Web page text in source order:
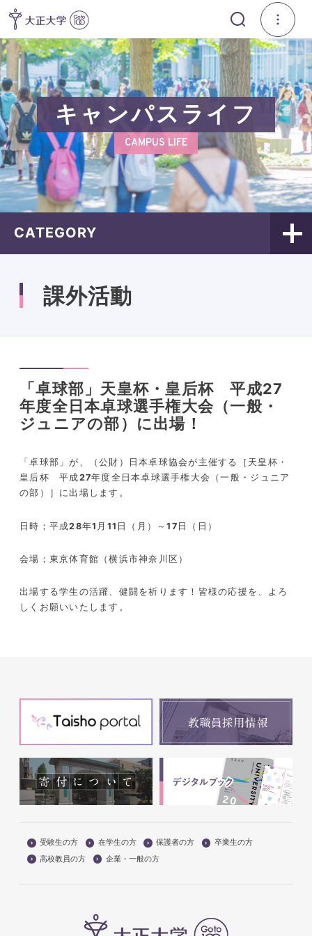
キャンパスライフ
CAMPUS LIFE
CATEGORY
課外活動
「卓球部」天皇杯・皇后杯 平成27
年度全日本卓球選手権大会（一般・
ジュニアの部）に出場！
「卓球部」が、（公財）日本卓球協会が主催する［天皇杯・
皇后杯 平成27年度全日本卓球選手権大会（一般・ジュニア
の部）］に出場します。
日時；平成28年1 月 11 日（月）～17 日（日）
会場；東京体育館（横浜市神奈川区）
出場する学生の活躍、健闘を祈ります！皆様の応援を、よろ
しくお願いいたします。
受験生の方 在学生の方 保護者の方
卒業生の方
高校教員の方
企業・一般の方